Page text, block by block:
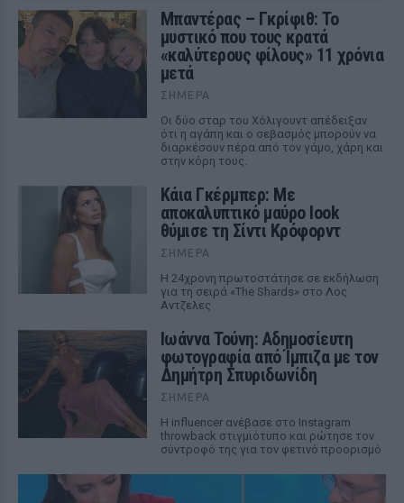
Μπαντέρας – Γκρίφιθ: Το
μυστικό που τους κρατά
«καλύτερους φίλους» 11 χρόνια
μετά
ΣΉΜΕΡΑ
Οι δύο σταρ του Χόλιγουντ απέδειξαν
ότι η αγάπη και ο σεβασμός μπορούν να
διαρκέσουν πέρα από τον γάμο, χάρη και
στην κόρη τους.
Κάια Γκέρμπερ: Με
αποκαλυπτικό μαύρο look
θύμισε τη Σίντι Κρόφορντ
ΣΉΜΕΡΑ
Η 24χρονη πρωτοστάτησε σε εκδήλωση
για τη σειρά «The Shards» στο Λος
Αντζελες
Ιωάννα Τούνη: Αδημοσίευτη
φωτογραφία από Ίμπιζα με τον
Δημήτρη Σπυριδωνίδη
ΣΉΜΕΡΑ
Η influencer ανέβασε στο Instagram
throwback στιγμιότυπο και ρώτησε τον
σύντροφό της για τον φετινό προορισμό